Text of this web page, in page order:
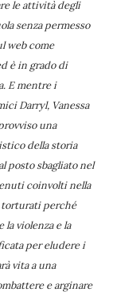
le attività degli
senza permesso
web come
è in grado di
E mentre i
Darryl, Vanessa
una
della storia
posto sbagliato nel
coinvolti nella
torturati perché
la violenza e la
per eludere i
vita a una
e arginare